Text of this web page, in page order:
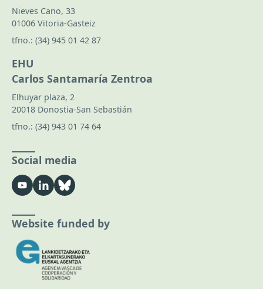
Nieves Cano, 33
01006 Vitoria-Gasteiz
tfno.: (34) 945 01 42 87
EHU
Carlos Santamaría Zentroa
Elhuyar plaza, 2
20018 Donostia-San Sebastián
tfno.: (34) 943 01 74 64
Social media
Website funded by